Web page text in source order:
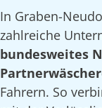
In Graben-
zahlreiche
bundesweites
Fahrern. So